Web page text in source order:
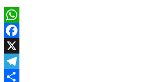
WhatsApp
Facebook
X
Telegram